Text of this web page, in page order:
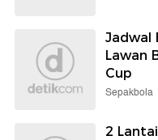
Jadwal
Lawan
Cup
Sepakbola
2